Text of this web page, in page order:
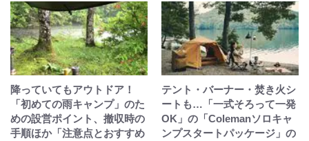
降っていてもアウトドア！
「初めての雨キャンプ」のた
めの設営ポイント、撤収時の
手順ほか「注意点とおすすめ
テント・バーナー・焚き火シ
ートも…「一式そろって一発
OK」の「Colemanソロキャ
ンプスタートパッケージ」の